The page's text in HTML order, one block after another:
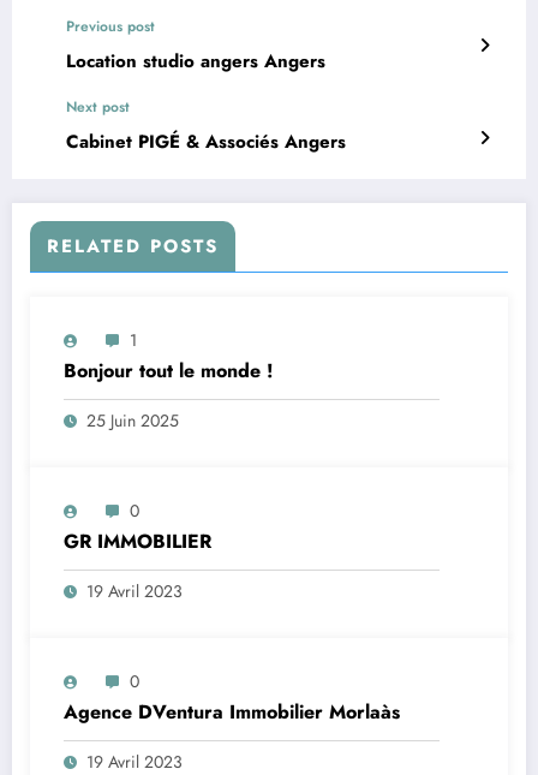
Previous post
Location studio angers Angers
Next post
Cabinet PIGÉ & Associés Angers
RELATED POSTS
1
Bonjour tout le monde !
25 Juin 2025
0
GR IMMOBILIER
19 Avril 2023
0
Agence DVentura Immobilier Morlaàs
19 Avril 2023